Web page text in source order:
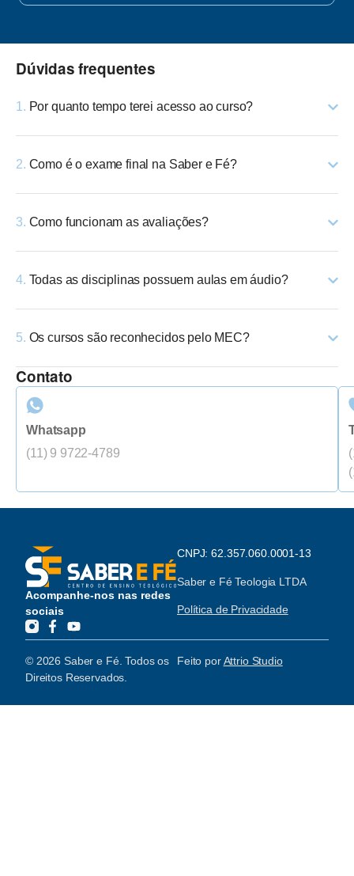
Dúvidas frequentes
1. Por quanto tempo terei acesso ao curso?
2. Como é o exame final na Saber e Fé?
3. Como funcionam as avaliações?
4. Todas as disciplinas possuem aulas em áudio?
5. Os cursos são reconhecidos pelo MEC?
Contato
Whatsapp
(11) 9 9722-4789
Acompanhe-nos nas redes
sociais
CNPJ: 62.357.060.0001-13
Saber e Fé Teologia LTDA
Política de Privacidade
© 2026 Saber e Fé. Todos os
Direitos Reservados.
Feito porAttrio Studio